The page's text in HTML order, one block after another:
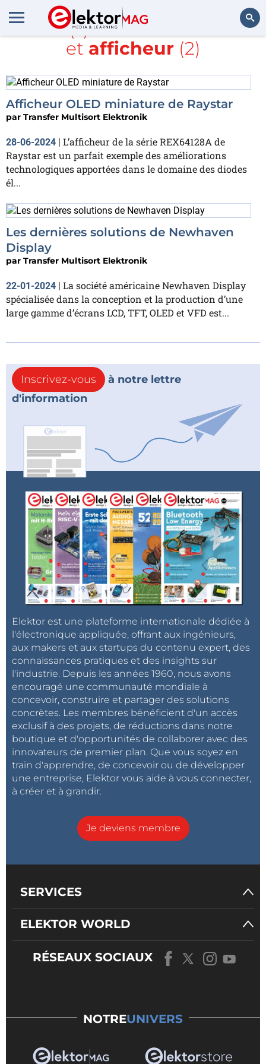
Article(s) avec la balise
TME
et afficheur(2)
Afficheur OLED miniature de Raystar
par Transfer Multisort Elektronik
28-06-2024 | L’afficheur de la série REX64128A de
Raystar est un parfait exemple des améliorations
technologiques apportées dans le domaine des diodes
él...
Les dernières solutions de Newhaven
Display
par Transfer Multisort Elektronik
22-01-2024 | La société américaine Newhaven Display
spécialisée dans la conception et la production d’une
large gamme d’écrans LCD, TFT, OLED et VFD est...
Inscrivez-vous
à notre lettre
d'information
Elektor est une plateforme internationale dédiée à
l'électronique appliquée, offrant aux ingénieurs,
aux makers et aux startups du contenu expert, des
connaissances pratiques et des insights sur
l'industrie. Depuis les années 1960, nous avons
encouragé une communauté mondiale à
concevoir, construire et partager des solutions
concrètes. Les membres bénéficient d'un accès
exclusif à des projets, de réductions dans notre
boutique et d'opportunités de collaborer avec des
innovateurs de premier plan. Que vous soyez en
train d'apprendre, de concevoir ou de développer
une entreprise, Elektor vous aide à vous connecter,
à créer et à grandir.
Je deviens membre
SERVICES
ELEKTOR WORLD
RÉSEAUX SOCIAUX
NOTREUNIVERS